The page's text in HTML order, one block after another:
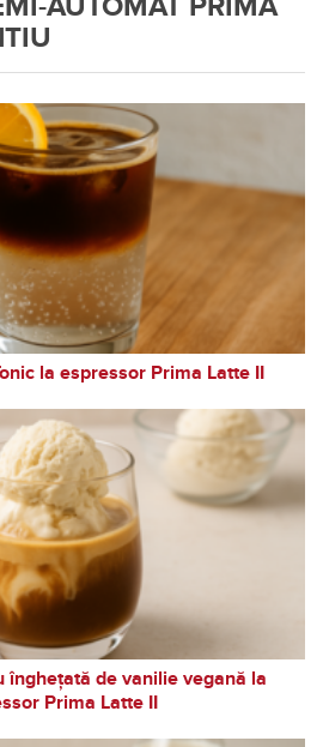
la espressor Prima Latte II
înghețată de vanilie vegană la
Prima Latte II